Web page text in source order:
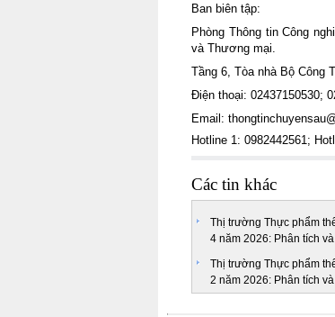
Ban biên tập:
Phòng Thông tin Công
và Thương mại.
Tầng 6, Tòa nhà Bộ Công
Điện thoại: 02437150530;
Email:
Hotline 1: 0982442561;
Các tin khác
Thị trường Thực phẩm
4 năm 2026: Phân tích
Thị trường Thực phẩm
2 năm 2026: Phân tích